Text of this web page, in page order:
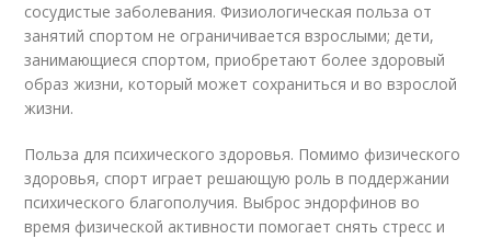
сосудистые заболевания. Физиологическая польза от
занятий спортом не ограничивается взрослыми; дети,
занимающиеся спортом, приобретают более здоровый
образ жизни, который может сохраниться и во взрослой
жизни.
Польза для психического здоровья. Помимо физического
здоровья, спорт играет решающую роль в поддержании
психического благополучия. Выброс эндорфинов во
время физической активности помогает снять стресс и